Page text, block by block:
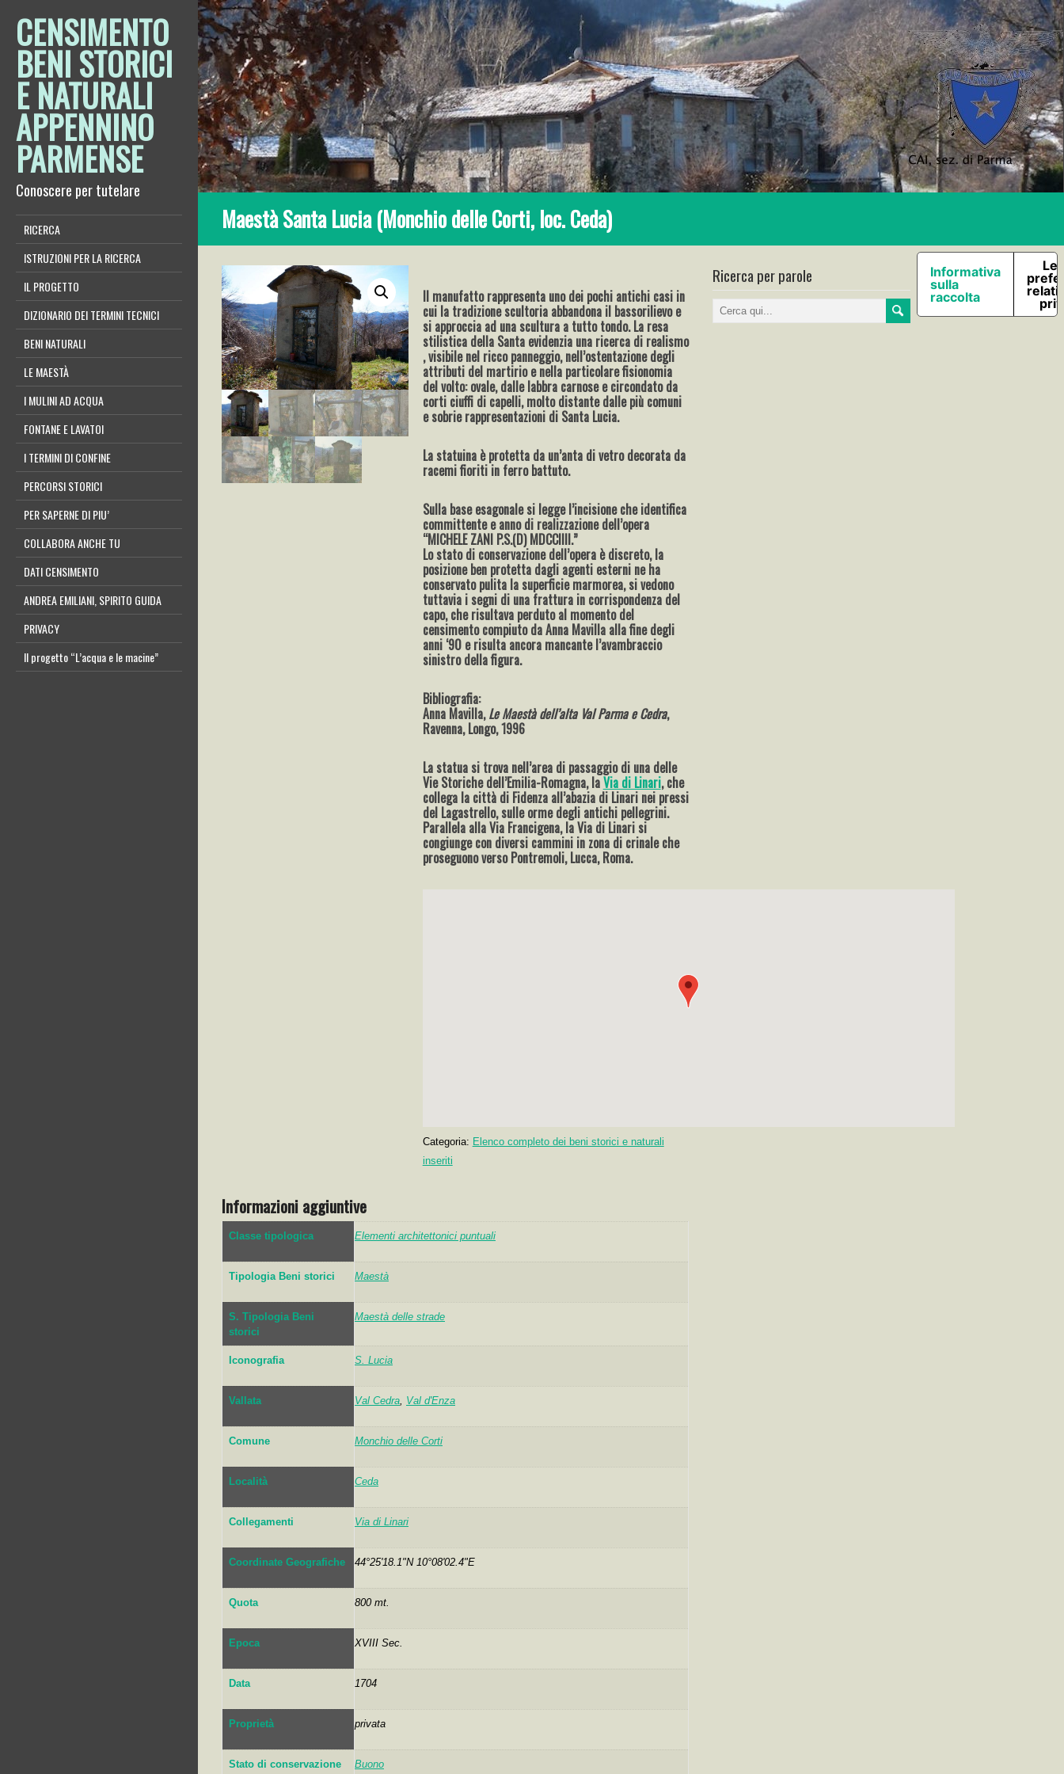
CENSIMENTO
BENI STORICI
E NATURALI
APPENNINO
PARMENSE
Conoscere per tutelare
RICERCA
ISTRUZIONI PER LA RICERCA
IL PROGETTO
DIZIONARIO DEI TERMINI TECNICI
BENI NATURALI
LE MAESTÀ
I MULINI AD ACQUA
FONTANE E LAVATOI
I TERMINI DI CONFINE
PERCORSI STORICI
PER SAPERNE DI PIU’
COLLABORA ANCHE TU
DATI CENSIMENTO
ANDREA EMILIANI, SPIRITO GUIDA
PRIVACY
Il progetto “L’acqua e le macine”
Maestà Santa Lucia (Monchio delle Corti, loc. Ceda)
Il manufatto rappresenta uno dei pochi antichi casi in
cui la tradizione scultoria abbandona il bassorilievo e
si approccia ad una scultura a tutto tondo. La resa
stilistica della Santa evidenzia una ricerca di realismo
, visibile nel ricco panneggio, nell’ostentazione degli
attributi del martirio e nella particolare fisionomia
del volto: ovale, dalle labbra carnose e circondato da
corti ciuffi di capelli, molto distante dalle più comuni
e sobrie rappresentazioni di Santa Lucia.
La statuina è protetta da un’anta di vetro decorata da
racemi fioriti in ferro battuto.
Sulla base esagonale si legge l’incisione che identifica
committente e anno di realizzazione dell’opera
“MICHELE ZANI P.S.(D) MDCCIIII.”
Lo stato di conservazione dell’opera è discreto, la
posizione ben protetta dagli agenti esterni ne ha
conservato pulita la superficie marmorea, si vedono
tuttavia i segni di una frattura in corrispondenza del
capo, che risultava perduto al momento del
censimento compiuto da Anna Mavilla alla fine degli
anni ‘90 e risulta ancora mancante l’avambraccio
sinistro della figura.
Bibliografia:
Anna Mavilla,Le Maestà dell’alta Val Parma e Cedra,
Ravenna, Longo, 1996
La statua si trova nell’area di passaggio di una delle
Vie Storiche dell’Emilia-Romagna, laVia di Linari, che
collega la città di Fidenza all’abazia di Linari nei pressi
del Lagastrello, sulle orme degli antichi pellegrini.
Parallela alla Via Francigena, la Via di Linari si
congiunge con diversi cammini in zona di crinale che
proseguono verso Pontremoli, Lucca, Roma.
Categoria: Elenco completo dei beni storici e naturali
inseriti
Informazioni aggiuntive
Classe tipologica Elementi architettonici puntuali
Tipologia Beni storici Maestà
S. Tipologia Beni
storici
Maestà delle strade
Iconografia S. Lucia
Vallata Val Cedra, Val d'Enza
Comune Monchio delle Corti
Località Ceda
Collegamenti Via di Linari
Coordinate Geografiche 44°25'18.1"N 10°08'02.4"E
Quota 800 mt.
Epoca XVIII Sec.
Data 1704
Proprietà privata
Stato di conservazione Buono
Ricerca per parole
Informativa
sulla
raccolta
Le